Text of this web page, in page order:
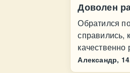
Доволен
Обратился
справились,
качественно
Александр,